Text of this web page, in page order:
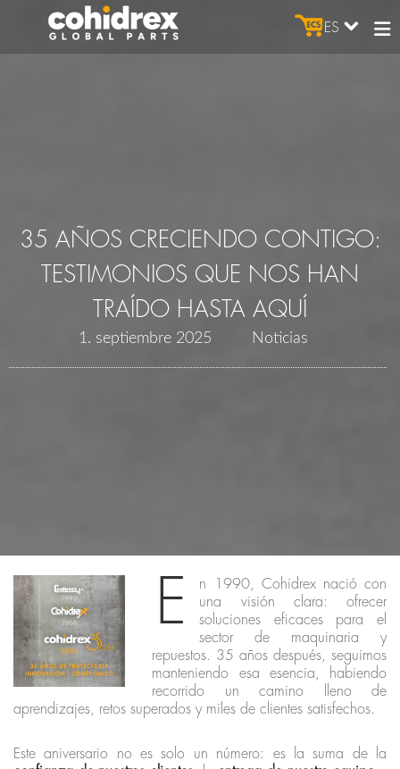
ES
35 AÑOS CRECIENDO CONTIGO:
TESTIMONIOS QUE NOS HAN
TRAÍDO HASTA AQUÍ
1. septiembre 2025 Noticias
E
n 1990, Cohidrex nació con
una visión clara: ofrecer
soluciones eficaces para el
sector de maquinaria y
repuestos. 35 años después, seguimos
manteniendo esa esencia, habiendo
recorrido un camino lleno de
aprendizajes, retos superados y miles de clientes satisfechos.
Este aniversario no es solo un número: es la suma de la